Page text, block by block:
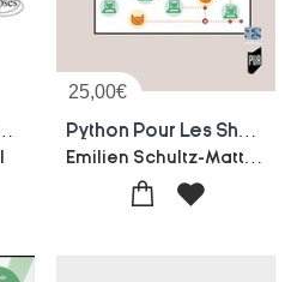
25,00€